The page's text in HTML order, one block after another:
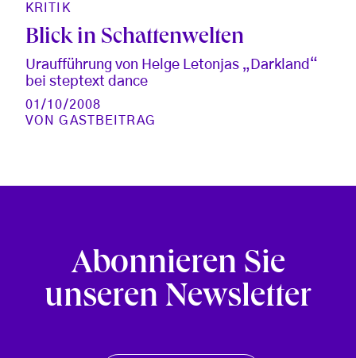
KRITIK
Blick in Schattenwelten
Uraufführung von Helge Letonjas „Darkland“
bei steptext dance
01/10/2008
VONGASTBEITRAG
Abonnieren Sie
unseren Newsletter